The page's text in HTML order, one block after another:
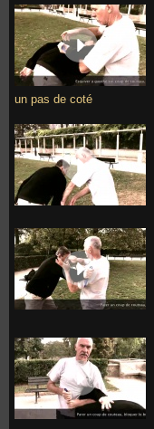
un pas de coté